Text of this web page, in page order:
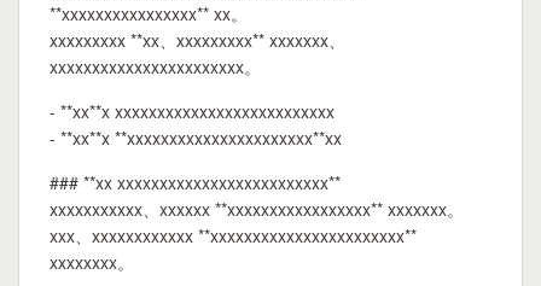
**xxxxxxxxxxxxxxxx** xx。
xxxxxxxxx **xx、xxxxxxxxx** xxxxxxx、
xxxxxxxxxxxxxxxxxxxxxxx。
- **xx**x xxxxxxxxxxxxxxxxxxxxxxxxxx
- **xx**x **xxxxxxxxxxxxxxxxxxxxxx**xx
### **xx xxxxxxxxxxxxxxxxxxxxxxxxx**
xxxxxxxxxxx、xxxxxx **xxxxxxxxxxxxxxxxx** xxxxxxx。
xxx、xxxxxxxxxxxx **xxxxxxxxxxxxxxxxxxxxxxx**
xxxxxxxx。